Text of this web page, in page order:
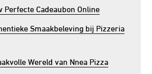
Perfecte Cadeaubon Online
Smaakbeleving bij Pizzeria
Wereld van Nnea Pizza